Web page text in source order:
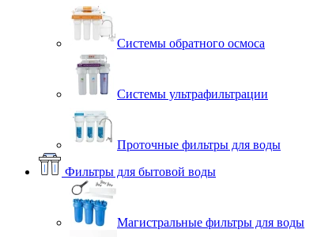
Системы обратного осмоса
Системы ультрафильтрации
Проточные фильтры для воды
Фильтры для бытовой воды
Магистральные фильтры для воды